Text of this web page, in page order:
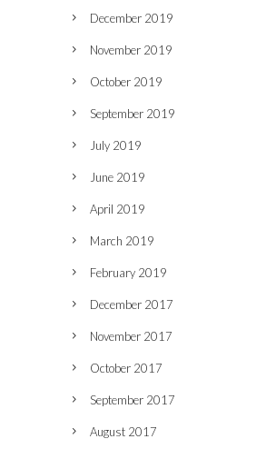
December 2019
November 2019
October 2019
September 2019
July 2019
June 2019
April 2019
March 2019
February 2019
December 2017
November 2017
October 2017
September 2017
August 2017